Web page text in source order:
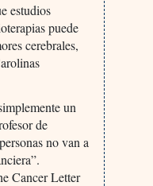
estudios
puede
cerebrales,
un
de
no van a
Cancer Letter